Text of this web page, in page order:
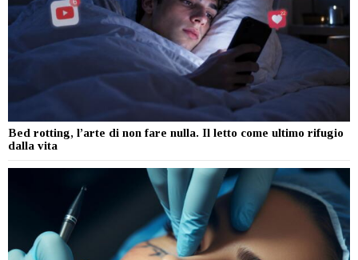
Bed rotting, l’arte di non fare nulla. Il letto come ultimo rifugio
dalla vita